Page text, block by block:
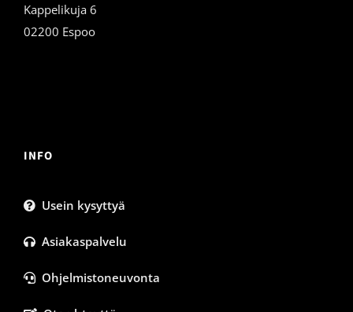
Kappelikuja 6
02200 Espoo
INFO
Usein kysyttyä
Asiakaspalvelu
Ohjelmistoneuvonta